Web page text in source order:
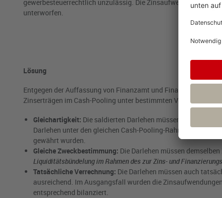
gewerbesteuerrechtlich unzulässig. Die Zinsaufwendungen
unterworfen.
Lösung
Entgegen der Auffassung von Finanzamt und Finanzgericht
Zinserträgen im Cash-Pooling unter bestimmten
Gleichartigkeit: Die saldierten Darlehen müssen
Darlehen unter den gleichen Cash-Pooling-Rahmenvertrag
gewährt wurden.
Gleiche Zweckbestimmung: Die Darlehen müssen
Liquiditätsbündelung im Rahmen des zur Zins- und
Tatsächliche Verrechnung: Die Darlehen müssen auch
ausreichend. Im Ausgangsfall wurden die
entsprechend bilanziert.